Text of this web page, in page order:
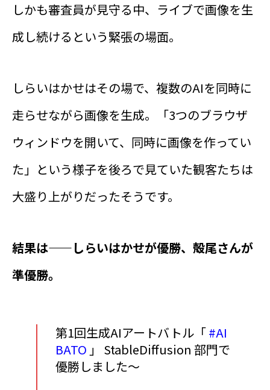
しかも審査員が見守る中、ライブで画像を生
成し続けるという緊張の場面。
しらいはかせはその場で、複数のAIを同時に
走らせながら画像を生成。「3つのブラウザ
ウィンドウを開いて、同時に画像を作ってい
た」という様子を後ろで見ていた観客たちは
大盛り上がりだったそうです。
結果は——しらいはかせが優勝、殻尾さんが
準優勝。
第1回生成AIアートバトル「#AI
BATO 」 StableDiffusion 部門で
優勝しました〜